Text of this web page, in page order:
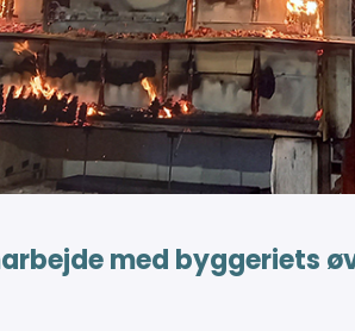
med byggeriets